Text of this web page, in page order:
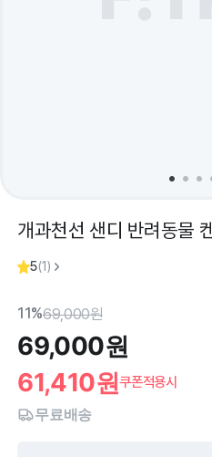
개과천선 샌디 반려동물
5(1)
11%69,000원
69,000원
61,410원쿠폰적용시
무료배송